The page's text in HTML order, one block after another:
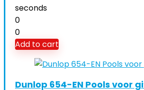
seconds
0
0
Add to cart
Dunlop 654-EN Pools voor